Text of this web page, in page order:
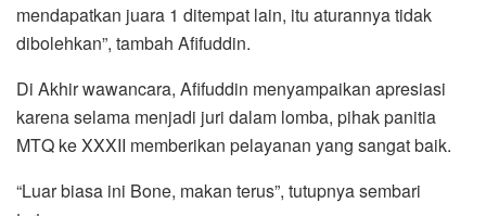
mendapatkan juara 1 ditempat lain, itu aturannya tidak
dibolehkan”, tambah Afifuddin.
Di Akhir wawancara, Afifuddin menyampaikan apresiasi
karena selama menjadi juri dalam lomba, pihak panitia
MTQ ke XXXII memberikan pelayanan yang sangat baik.
“Luar biasa ini Bone, makan terus”, tutupnya sembari